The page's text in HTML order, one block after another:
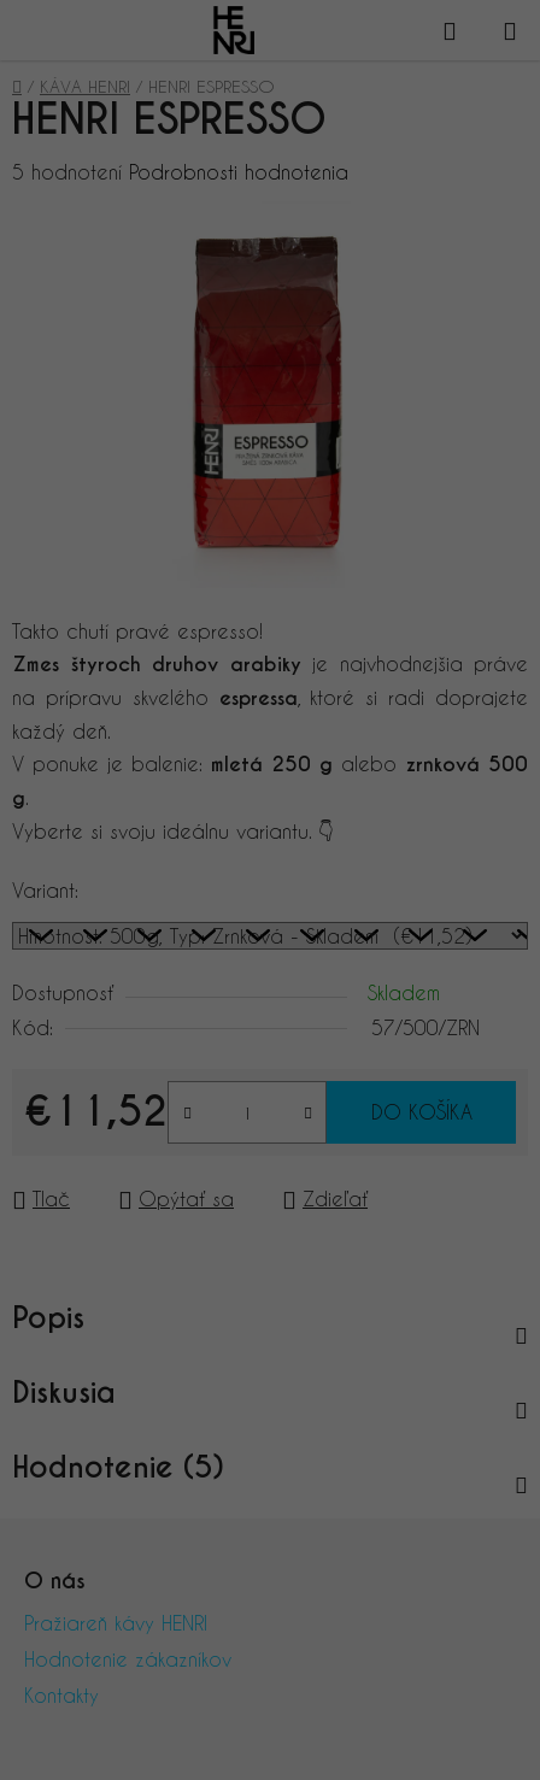
Domov
/ KÁVA HENRI / HENRI ESPRESSO
Takto chutí pravé espresso!
Zmes štyroch druhov arabiky je najvhodnejšia práve
na prípravu skvelého espressa , ktoré si radi doprajete
každý deň.
V ponuke je balenie: mletá 250 g alebo zrnková 500
g.
Vyberte si svoju ideálnu variantu. 👇
Variant:
Dostupnosť
Skladem
Kód:
57/500/ZRN
€11,52
Jednotková cena:
DO KOŠÍKA
Tlač Opýtať sa Zdieľať
HENRI ESPRESSO
Priemerné
5 hodnotení Podrobnosti hodnotenia
Popis
Diskusia
Hodnotenie (5)
O nás
Pražiareň kávy HENRI
Hodnotenie zákazníkov
Kontakty